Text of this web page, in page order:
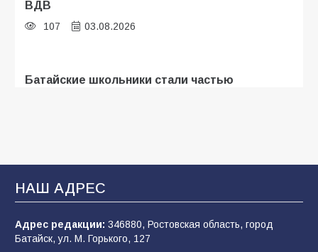
ВДВ
107 03.08.2026
Батайские школьники стали частью
«Мобилизация или набор?» Что на самом
деле происходит в армии России в августе
2026 года
НАШ АДРЕС
Адрес редакции: 346880, Ростовская область, город
Батайск, ул. М. Горького, 127